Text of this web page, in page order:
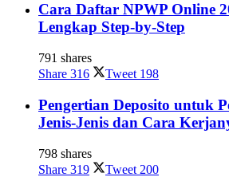
Cara Daftar NPWP Online
Lengkap Step-by-Step
791 shares
Share 316 Tweet 198
Pengertian Deposito untuk
Jenis-Jenis dan Cara
798 shares
Share 319 Tweet 200